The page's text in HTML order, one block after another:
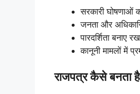
सरकारी घोषणाओं
जनता और
पारदर्शिता बनाए
कानूनी मामलों में
राजपत्र कैसे बनता